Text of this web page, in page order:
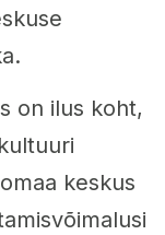
on ilus koht,
keskus